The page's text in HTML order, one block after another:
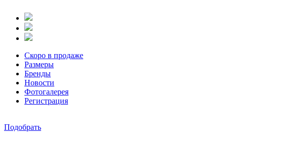
Скоро в продаже
Размеры
Бренды
Новости
Фотогалерея
Регистрация
Подобрать